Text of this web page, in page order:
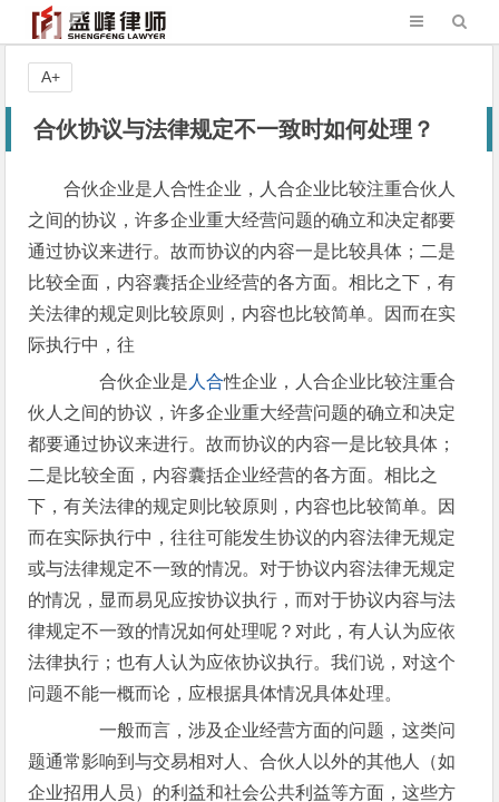
合伙协议与法律规定不一致时如何处理？
合伙企业是人合性企业，人合企业比较注重合伙人
之间的协议，许多企业重大经营问题的确立和决定都要
通过协议来进行。故而协议的内容一是比较具体；二是
比较全面，内容囊括企业经营的各方面。相比之下，有
关法律的规定则比较原则，内容也比较简单。因而在实
际执行中，往
合伙企业是 人合性企业，人合企业比较注重合
伙人之间的协议，许多企业重大经营问题的确立和决定
都要通过协议来进行。故而协议的内容一是比较具体；
二是比较全面，内容囊括企业经营的各方面。相比之
下，有关法律的规定则比较原则，内容也比较简单。因
而在实际执行中，往往可能发生协议的内容法律无规定
或与法律规定不一致的情况。对于协议内容法律无规定
的情况，显而易见应按协议执行，而对于协议内容与法
律规定不一致的情况如何处理呢？对此，有人认为应依
法律执行；也有人认为应依协议执行。我们说，对这个
问题不能一概而论，应根据具体情况具体处理。
一般而言，涉及企业经营方面的问题，这类问
题通常影响到与交易相对人、合伙人以外的其他人（如
企业招用人员）的利益和社会公共利益等方面，这些方
A+